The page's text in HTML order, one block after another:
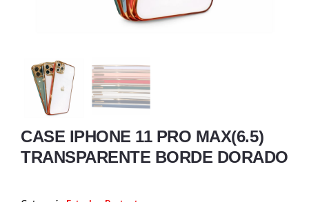
CASE IPHONE 11 PRO MAX(6.5)
TRANSPARENTE BORDE DORADO